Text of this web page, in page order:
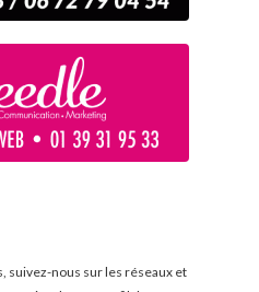
suivez-nous sur les réseaux et